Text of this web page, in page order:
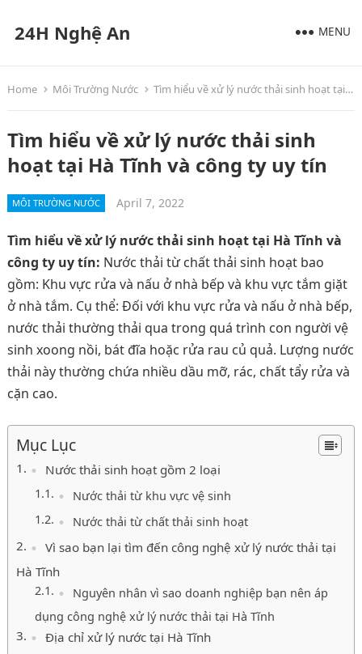
24H Nghệ An MENU
Home Môi Trường Nước Tìm hiểu về xử lý nước thải sinh hoạt tại Hà Tĩnh và công ty uy tín
Tìm hiểu về xử lý nước thải sinh
hoạt tại Hà Tĩnh và công ty uy tín
MÔI TRƯỜNG NƯỚC April 7, 2022
Tìm hiểu về xử lý nước thải sinh hoạt tại Hà Tĩnh và
công ty uy tín: Nước thải từ chất thải sinh hoạt bao
gồm: Khu vực rửa và nấu ở nhà bếp và khu vực tắm giặt
ở nhà tắm. Cụ thể: Đối với khu vực rửa và nấu ở nhà bếp,
nước thải thường thải qua trong quá trình con người vệ
sinh xoong nồi, bát đĩa hoặc rửa rau củ quả. Lượng nước
thải này thường chứa nhiều dầu mỡ, rác, chất tẩy rửa và
cặn cao.
Mục Lục
Nước thải sinh hoạt gồm 2 loại
Nước thải từ khu vực vệ sinh
Nước thải từ chất thải sinh hoạt
Vì sao bạn lại tìm đến công nghệ xử lý nước thải tại
Hà Tĩnh
Nguyên nhân vì sao doanh nghiệp bạn nên áp
dụng công nghệ xử lý nước thải tại Hà Tĩnh
Địa chỉ xử lý nước tại Hà Tĩnh